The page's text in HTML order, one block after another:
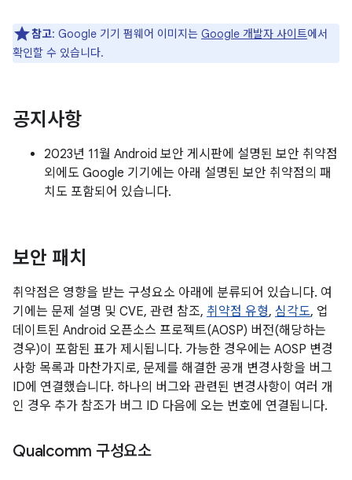
참고: Google 기기 펌웨어 이미지는 Google 개발자 사이트에서
확인할 수 있습니다.
공지사항
2023년 11월 Android 보안 게시판에 설명된 보안 취약점
외에도 Google 기기에는 아래 설명된 보안 취약점의 패
치도 포함되어 있습니다.
보안 패치
취약점은 영향을 받는 구성요소 아래에 분류되어 있습니다. 여
기에는 문제 설명 및 CVE, 관련 참조, 취약점 유형, 심각도, 업
데이트된 Android 오픈소스 프로젝트(AOSP) 버전(해당하는
경우)이 포함된 표가 제시됩니다. 가능한 경우에는 AOSP 변경
사항 목록과 마찬가지로, 문제를 해결한 공개 변경사항을 버그
ID에 연결했습니다. 하나의 버그와 관련된 변경사항이 여러 개
인 경우 추가 참조가 버그 ID 다음에 오는 번호에 연결됩니다.
Qualcomm 구성요소